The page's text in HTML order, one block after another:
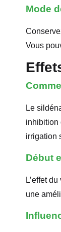
Mode
Vous
Le
inhibition
irrigation
Début
L’effet
une